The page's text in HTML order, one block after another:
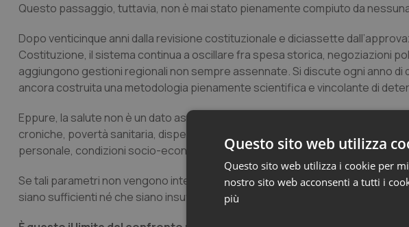
Questo passaggio, tuttavia, non è mai stato pienamente compiuto da
Dopo venticinque anni dalla revisione costituzionale e diciassette
Costituzione, il sistema continua a oscillare fra spesa storica, negoziazioni
aggiungono gestioni regionali non sempre assennate. Si discute ogni anno di
ancora costruita una metodologia pienamente scientifica e vincolante di
Eppure, la salute non è un dato astratto. Dipende da indicatori concreti: età
croniche, povertà sanitaria, dispersione territoriale, densità abitativa,
personale, condizioni socio-economiche.
Se tali parametri non vengono integralmente e rigorosamente misurati,
siano sufficienti né che siano insufficienti.
Questo sito web utilizza
Questo sito web utilizza i cookie per
nostro sito web acconsenti a tutti i
più